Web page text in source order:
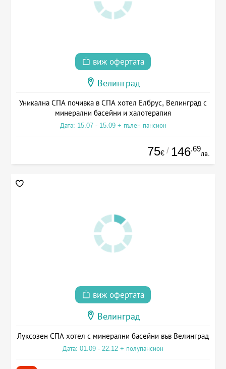
виж офертата
Велинград
Уникална СПА почивка в СПА хотел Елбрус, Велинград с
минерални басейни и халотерапия
Дата: 15.07 - 15.09 + пълен пансион
75€ / 146.69
лв.
виж офертата
Велинград
Луксозен СПА хотел с минерални басейни във Велинград
Дата: 01.09 - 22.12 + полупансион